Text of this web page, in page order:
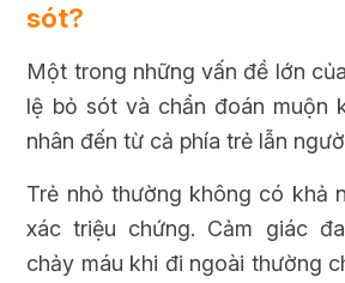
sót?
Một trong những vấn đề lớn
lệ bỏ sót và chẩn đoán muộn
nhân đến từ cả phía trẻ lẫn
Trẻ nhỏ thường không có khả
xác triệu chứng. Cảm giác
chảy máu khi đi ngoài thường